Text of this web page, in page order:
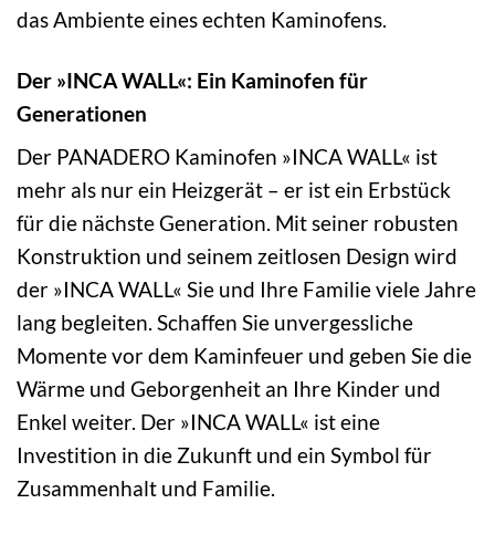
das Ambiente eines echten Kaminofens.
Der »INCA WALL«: Ein Kaminofen für
Generationen
Der PANADERO Kaminofen »INCA WALL« ist
mehr als nur ein Heizgerät – er ist ein Erbstück
für die nächste Generation. Mit seiner robusten
Konstruktion und seinem zeitlosen Design wird
der »INCA WALL« Sie und Ihre Familie viele Jahre
lang begleiten. Schaffen Sie unvergessliche
Momente vor dem Kaminfeuer und geben Sie die
Wärme und Geborgenheit an Ihre Kinder und
Enkel weiter. Der »INCA WALL« ist eine
Investition in die Zukunft und ein Symbol für
Zusammenhalt und Familie.